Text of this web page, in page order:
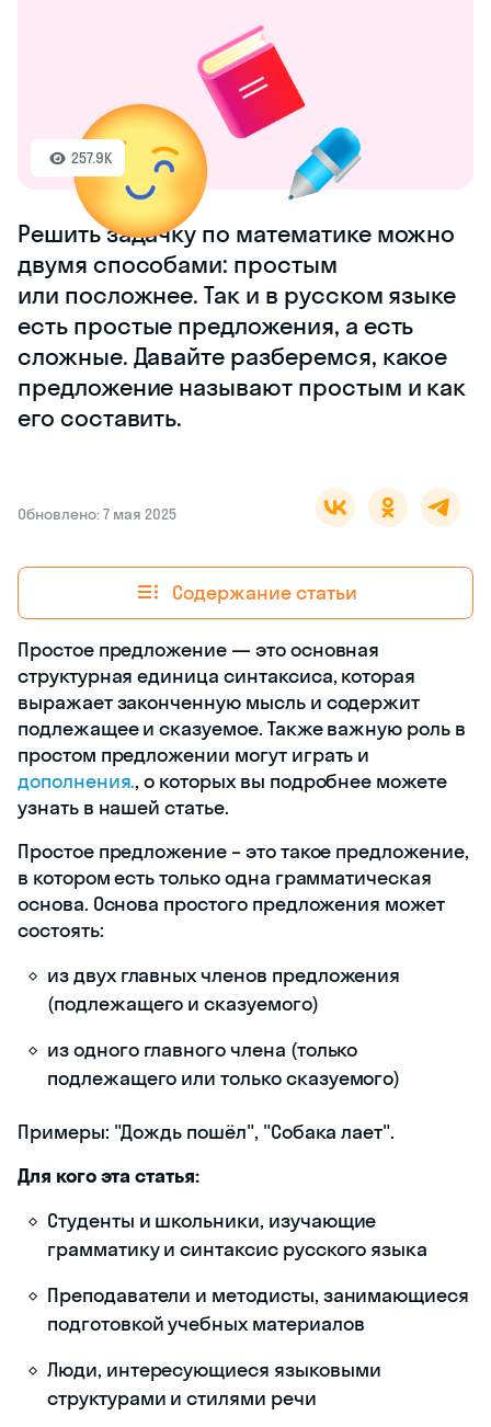
257.9K
Решить задачку по математике можно
двумя способами: простым
или посложнее. Так и в русском языке
есть простые предложения, а есть
сложные. Давайте разберемся, какое
предложение называют простым и как
его составить.
Обновлено: 7 мая 2025
Содержание статьи
Простое предложение — это основная
структурная единица синтаксиса, которая
выражает законченную мысль и содержит
подлежащее и сказуемое. Также важную роль в
простом предложении могут играть и
дополнения., о которых вы подробнее можете
узнать в нашей статье.
Простое предложение – это такое предложение,
в котором есть только одна грамматическая
основа. Основа простого предложения может
состоять:
из двух главных членов предложения
(подлежащего и сказуемого)
из одного главного члена (только
подлежащего или только сказуемого)
Примеры: "Дождь пошёл", "Собака лает".
Для кого эта статья:
Студенты и школьники, изучающие
грамматику и синтаксис русского языка
Преподаватели и методисты, занимающиеся
подготовкой учебных материалов
Люди, интересующиеся языковыми
структурами и стилями речи